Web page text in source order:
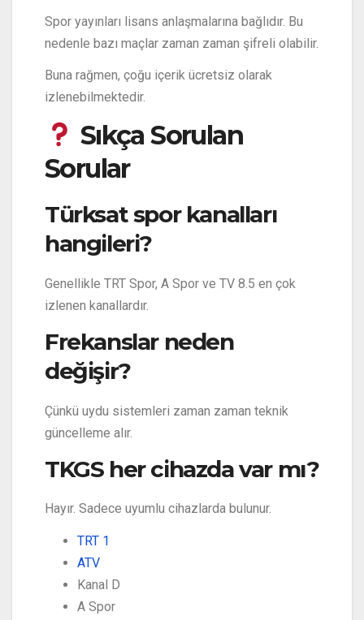
Spor yayınları lisans anlaşmalarına bağlıdır. Bu
nedenle bazı maçlar zaman zaman şifreli olabilir.
Buna rağmen, çoğu içerik ücretsiz olarak
izlenebilmektedir.
Sıkça Sorulan
Sorular
Türksat spor kanalları
hangileri?
Genellikle TRT Spor, A Spor ve TV 8.5 en çok
izlenen kanallardır.
Frekanslar neden
değişir?
Çünkü uydu sistemleri zaman zaman teknik
güncelleme alır.
TKGS her cihazda var mı?
Hayır. Sadece uyumlu cihazlarda bulunur.
TRT 1
ATV
Kanal D
A Spor